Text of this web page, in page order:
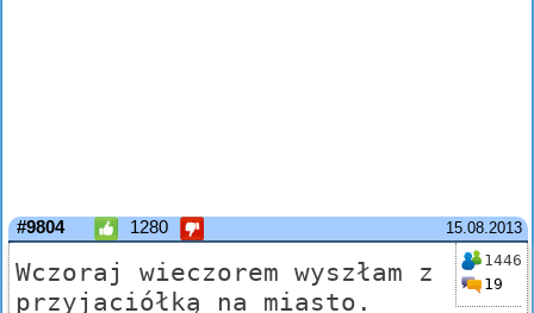
15.08.2013
#9804 1280
1446
19
Wczoraj wieczorem wyszłam z
przyjaciółką na miasto.